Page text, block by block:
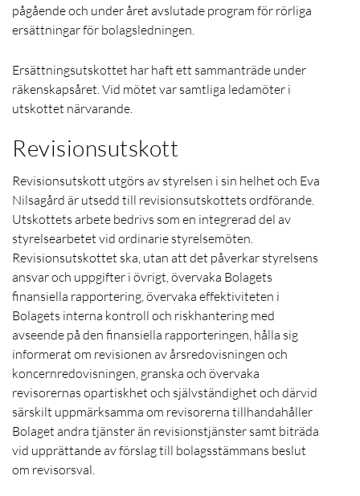
pågående och under året avslutade program för rörliga
ersättningar för bolagsledningen.
Ersättningsutskottet har haft ett sammanträde under
räkenskapsåret. Vid mötet var samtliga ledamöter i
utskottet närvarande.
Revisionsutskott
Revisionsutskott utgörs av styrelsen i sin helhet och Eva
Nilsagård är utsedd till revisionsutskottets ordförande.
Utskottets arbete bedrivs som en integrerad del av
styrelsearbetet vid ordinarie styrelsemöten.
Revisionsutskottet ska, utan att det påverkar styrelsens
ansvar och uppgifter i övrigt, övervaka Bolagets
finansiella rapportering, övervaka effektiviteten i
Bolagets interna kontroll och riskhantering med
avseende på den finansiella rapporteringen, hålla sig
informerat om revisionen av årsredovisningen och
koncernredovisningen, granska och övervaka
revisorernas opartiskhet och självständighet och därvid
särskilt uppmärksamma om revisorerna tillhandahåller
Bolaget andra tjänster än revisionstjänster samt biträda
vid upprättande av förslag till bolagsstämmans beslut
om revisorsval.